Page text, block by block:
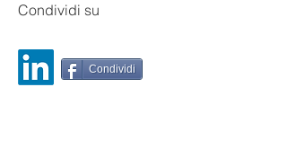
Condividi su
Condividi